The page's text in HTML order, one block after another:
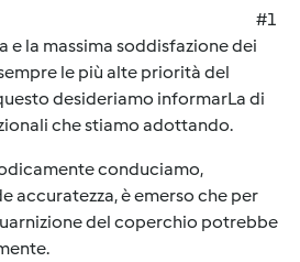
#1
e la massima soddisfazione dei
le più alte priorità del
desideriamo informarLa di
che stiamo adottando.
conduciamo,
accuratezza, è emerso che per
del coperchio potrebbe